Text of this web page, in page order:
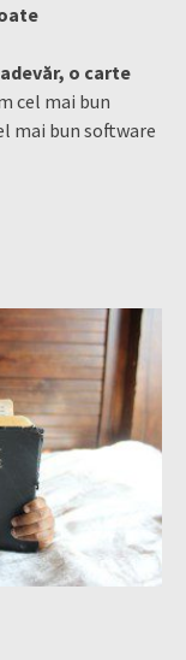
o carte
cel mai bun
mai bun software